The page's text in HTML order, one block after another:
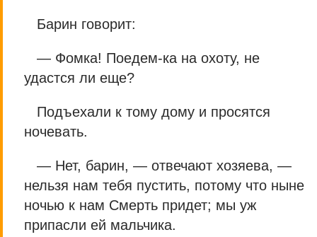
Барин говорит:
— Фомка! Поедем-ка на охоту, не
удастся ли еще?
Подъехали к тому дому и просятся
ночевать.
— Нет, барин, — отвечают хозяева, —
нельзя нам тебя пустить, потому что ныне
ночью к нам Смерть придет; мы уж
припасли ей мальчика.